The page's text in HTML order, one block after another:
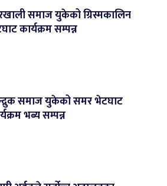
समाज युकेको ग्रिस्मकालिन
कार्यक्रम सम्पन्न
समाज युकेको समर भेटघाट
भब्य सम्पन्न